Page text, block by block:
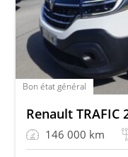
Bon état général
146 000 km